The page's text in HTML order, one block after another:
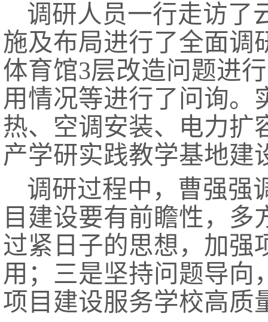
调研人员一行走访了
施及布局进行了全面调
体育馆3层改造问题进
用情况等进行了问询。
热、空调安装、电力扩
产学研实践教学基地建
调研过程中，曹强强
目建设要有前瞻性，
过紧日子的思想，加强
用；三是坚持问题导向
项目建设服务学校高质